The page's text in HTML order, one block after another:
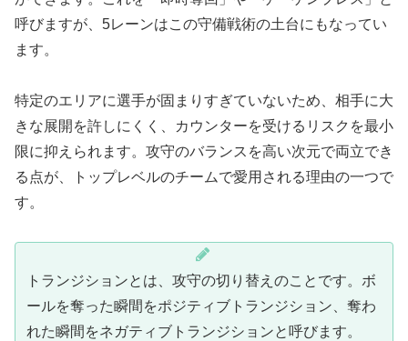
呼びますが、5レーンはこの守備戦術の土台にもなってい
ます。
特定のエリアに選手が固まりすぎていないため、相手に大
きな展開を許しにくく、カウンターを受けるリスクを最小
限に抑えられます。攻守のバランスを高い次元で両立でき
る点が、トップレベルのチームで愛用される理由の一つで
す。
トランジションとは、攻守の切り替えのことです。ボ
ールを奪った瞬間をポジティブトランジション、奪わ
れた瞬間をネガティブトランジションと呼びます。